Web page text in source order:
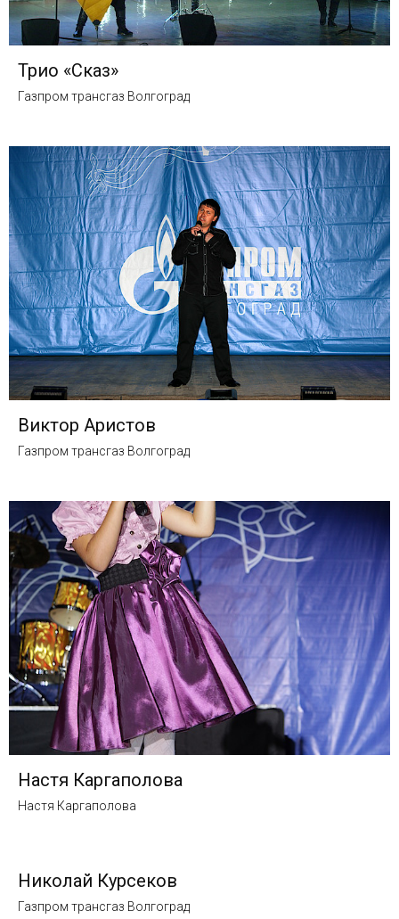
Трио «Сказ»
Газпром трансгаз Волгоград
Виктор Аристов
Газпром трансгаз Волгоград
Настя Каргаполова
Настя Каргаполова
Николай Курсеков
Газпром трансгаз Волгоград